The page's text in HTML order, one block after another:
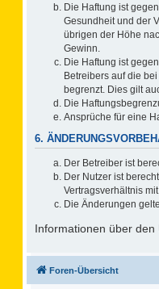
Die Haftung ist
Gesundheit und der
übrigen der Höhe
Gewinn.
Die Haftung ist
Betreibers auf die
begrenzt. Dies gilt
Die
Ansprüche für eine
6.
Der Betreiber ist
Der Nutzer ist
Vertragsverhältnis
Die Änderungen
Informationen über
Foren-Übersicht